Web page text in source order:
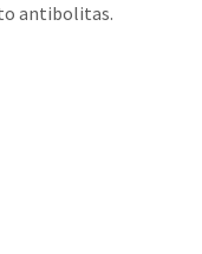
antibolitas.